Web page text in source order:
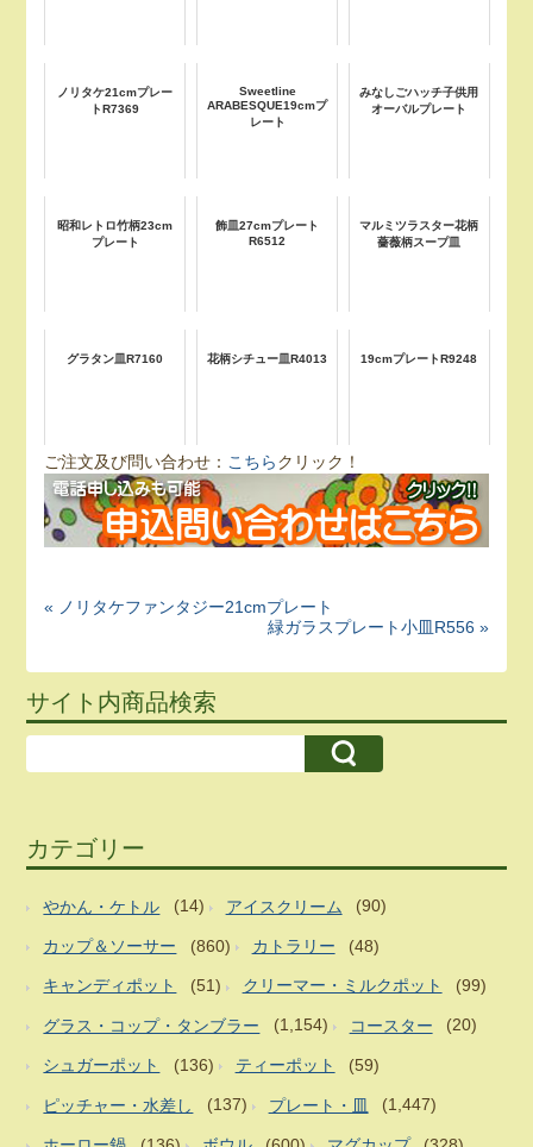
ノリタケ21cmプレー
トR7369
Sweetline
ARABESQUE19cmプ
レート
みなしごハッチ子供用
オーバルプレート
昭和レトロ竹柄23cm
プレート
飾皿27cmプレート
R6512
マルミツラスター花柄
薔薇柄スープ皿
グラタン皿R7160 花柄シチュー皿R4013 19cmプレートR9248
ご注文及び問い合わせ： こちらクリック！
« ノリタケファンタジー21cmプレート
緑ガラスプレート小皿R556 »
サイト内商品検索
カテゴリー
やかん・ケトル (14) アイスクリーム (90)
カップ＆ソーサー (860) カトラリー (48)
キャンディポット (51) クリーマー・ミルクポット (99)
グラス・コップ・タンブラー (1,154) コースター (20)
シュガーポット (136) ティーポット (59)
ピッチャー・水差し (137) プレート・皿 (1,447)